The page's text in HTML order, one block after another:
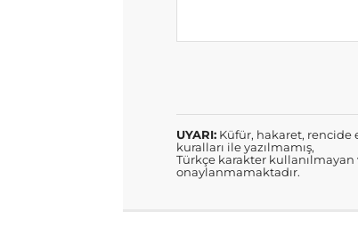
UYARI: Küfür, hakaret, rencide
kuralları ile yazılmamış,
Türkçe karakter
onaylanmamaktadır.